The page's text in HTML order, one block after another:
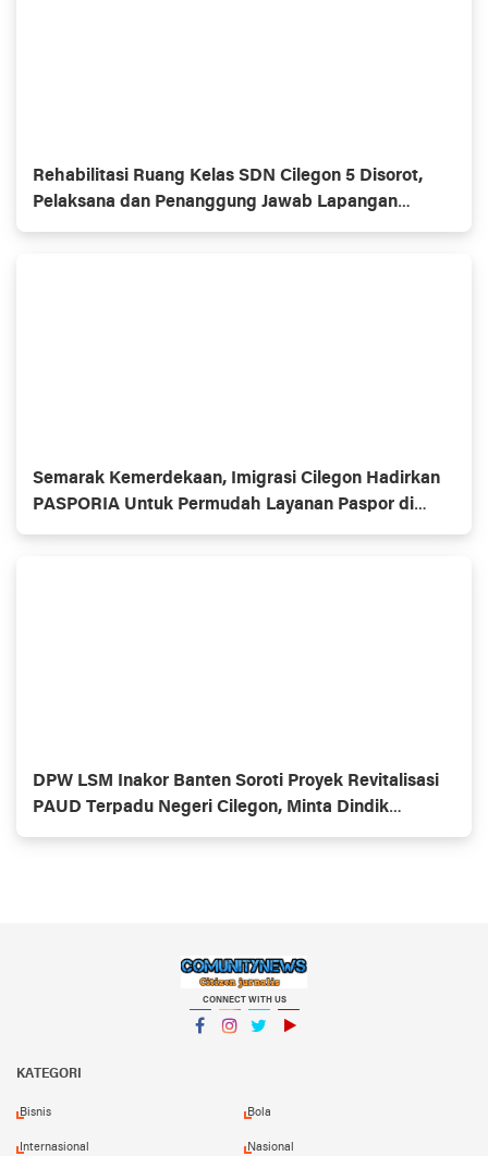
Rehabilitasi Ruang Kelas SDN Cilegon 5 Disorot,
Pelaksana dan Penanggung Jawab Lapangan
Diduga Jarang Berada di Lokasi
Semarak Kemerdekaan, Imigrasi Cilegon Hadirkan
PASPORIA Untuk Permudah Layanan Paspor di
Akhir Pekan
DPW LSM Inakor Banten Soroti Proyek Revitalisasi
PAUD Terpadu Negeri Cilegon, Minta Dindik
Lakukan Evaluasi
CONNECT WITH US
KATEGORI
Bisnis Bola
Internasional Nasional